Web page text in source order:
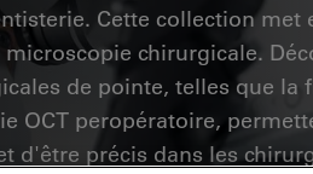
Cette collection met
chirurgicale.
de pointe, telles que la
OCT peropératoire,
d'être précis dans les